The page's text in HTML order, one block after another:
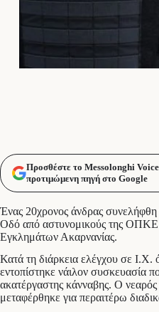
Προσθέστε το Messolonghi
προτιμώμενη πηγή στο Google
Ένας 20χρονος άνδρας συνελήφθη
Οδό από αστυνομικούς της ΟΠΚΕ
Εγκλημάτων Ακαρνανίας.
Κατά τη διάρκεια ελέγχου σε Ι.Χ.
εντοπίστηκε νάιλον συσκευασία
ακατέργαστης κάνναβης. Ο
μεταφέρθηκε για περαιτέρω